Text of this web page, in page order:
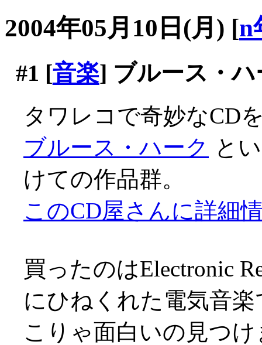
2004年05月10日(月) [n
#1 [音楽] ブルース・ハ
タワレコで奇妙なCD
ブルース・ハーク と
けての作品群。
このCD屋さんに詳細
買ったのはElectronic
にひねくれた電気音
こりゃ面白いの見つ